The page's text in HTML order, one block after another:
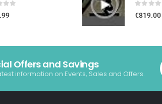
5 0out of 5
€819.00
Offers and Savings
information on Events, Sales and Offers.